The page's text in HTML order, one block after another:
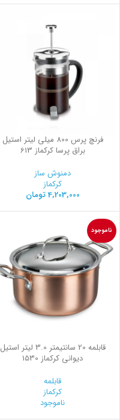
فرنچ پرس 800 میلی لیتر استیل
براق پرسا کرکماز 613
دمنوش ساز
کرکماز
4,203,000 تومان
ناموجود
قابلمه 20 سانتیمتر 3.0 لیتر استیل
ديواني کرکماز 1530
قابلمه
کرکماز
ناموجود